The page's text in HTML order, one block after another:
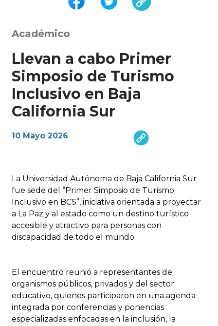
Académico
Llevan a cabo Primer
Simposio de Turismo
Inclusivo en Baja
California Sur
10 Mayo 2026
La Universidad Autónoma de Baja California Sur
fue sede del “Primer Simposio de Turismo
Inclusivo en BCS”, iniciativa orientada a proyectar
a La Paz y al estado como un destino turístico
accesible y atractivo para personas con
discapacidad de todo el mundo.
El encuentro reunió a representantes de
organismos públicos, privados y del sector
educativo, quienes participaron en una agenda
integrada por conferencias y ponencias
especializadas enfocadas en la inclusión, la